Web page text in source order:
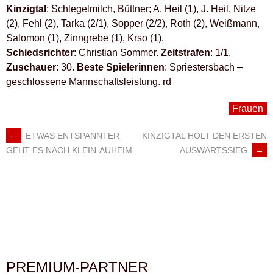
Kinzigtal : Schlegelmilch, Büttner; A. Heil (1), J. Heil, Nitze
(2), Fehl (2), Tarka (2/1), Sopper (2/2), Roth (2), Weißmann,
Salomon (1), Zinngrebe (1), Krso (1).
Schiedsrichter: Christian Sommer. Zeitstrafen: 1/1.
Zuschauer: 30. Beste Spielerinnen: Spriestersbach –
geschlossene Mannschaftsleistung. rd
Frauen
ARTIKEL-
←
ETWAS ENTSPANNTER
GEHT ES NACH KLEIN-AUHEIM
KINZIGTAL HOLT DEN ERSTEN
AUSWÄRTSSIEG
→
PREMIUM-PARTNER